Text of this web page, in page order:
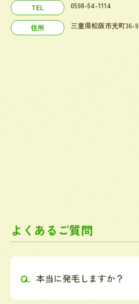
TEL 0598-54-1114
住所 三重県松阪市光町36-9
よくあるご質問
本当に発毛しますか？